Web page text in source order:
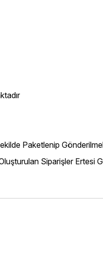
Paketlenip
Siparişler Ertesi